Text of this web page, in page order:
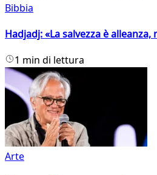
Bibbia
Hadjadj: «La salvezza è
1 min di lettura
Arte